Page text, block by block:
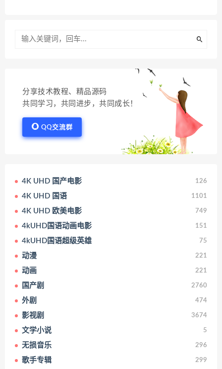
分享技术教程、精品源码
共同学习，共同进步，共同成长！
QQ交流群
4K UHD 国产电影 126
4K UHD 国语 1101
4K UHD 欧美电影 749
4kUHD国语动画电影 151
4kUHD国语超级英雄 75
动漫 221
动画 221
国产剧 2760
外剧 474
影视剧 3674
文学小说 5
无损音乐 296
歌手专辑 299